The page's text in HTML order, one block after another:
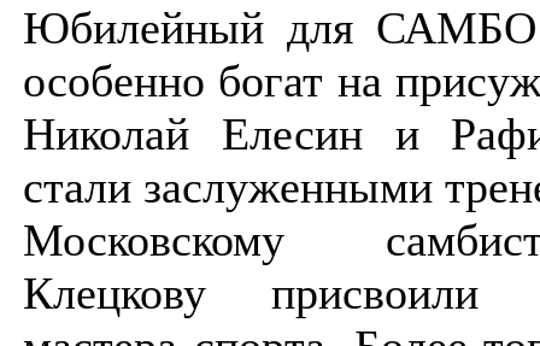
Юбилейный для САМБО
особенно богат на
Николай Елесин и
стали заслуженными
Московскому
Клецкову присвоили